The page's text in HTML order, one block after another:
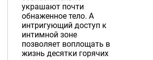
украшают почти
обнаженное тело. А
интригующий доступ к
интимной зоне
позволяет воплощать в
жизнь десятки горячих